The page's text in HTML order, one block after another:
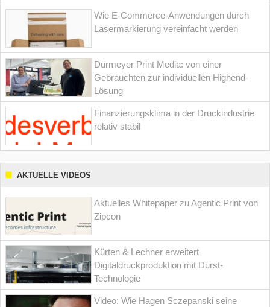
Wie E-Commerce-Anwendungen durch
Lasermarkierung vereinfacht werden
Dürmeyer Print Media: von einer
Gebrauchten zur individuellen Highend-
Lösung
Finanzierungsklima in der Druckindustrie
relativ stabil
AKTUELLE VIDEOS
Aktuelles Whitepaper zu Agentic Print von
Zipcon
Kürten & Lechner erweitert
Digitaldruckproduktion mit Durst-
Technologie
Video: Wie Hagen Sczepanski seine